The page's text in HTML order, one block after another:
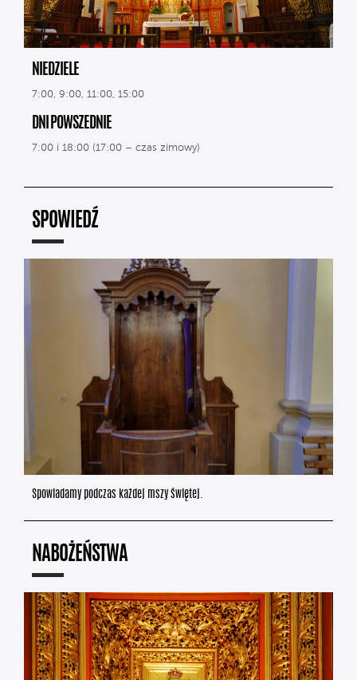
NIEDZIELE
7:00, 9:00, 11:00, 15:00
DNI POWSZEDNIE
7:00 i 18:00 (17:00 – czas zimowy)
SPOWIEDŹ
Spowiadamy podczas każdej mszy świętej.
NABOŻEŃSTWA